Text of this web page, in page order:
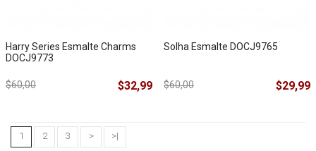
Harry Series Esmalte Charms
DOCJ9773
$60,00 $32,99
Solha Esmalte DOCJ9765
$60,00 $29,99
1 2 3 > >|